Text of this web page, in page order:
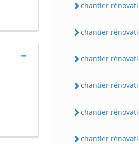
chantier
chantier
chantier
chantier
chantier
chantier